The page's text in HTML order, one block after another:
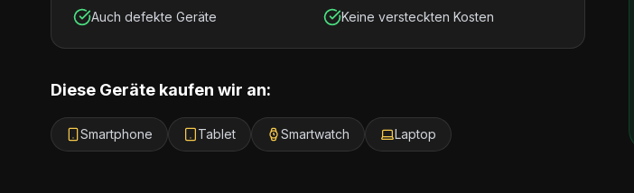
Auch defekte Geräte
Keine versteckten Kosten
Diese Geräte kaufen wir an:
Smartphone Tablet Smartwatch Laptop